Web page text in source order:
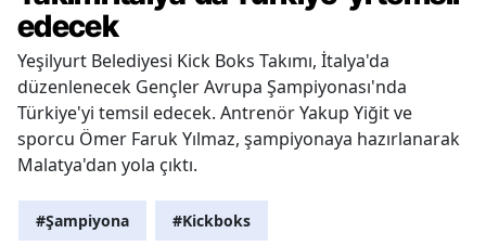
edecek
Yeşilyurt Belediyesi Kick Boks Takımı, İtalya'da
düzenlenecek Gençler Avrupa Şampiyonası'nda
Türkiye'yi temsil edecek. Antrenör Yakup Yiğit ve
sporcu Ömer Faruk Yılmaz, şampiyonaya hazırlanarak
Malatya'dan yola çıktı.
#Şampiyona #Kickboks